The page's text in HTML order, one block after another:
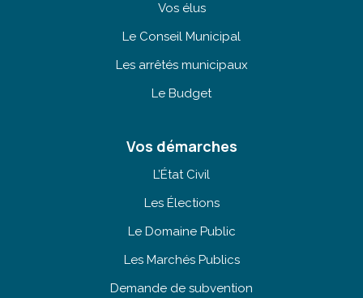
Vos élus
Le Conseil Municipal
Les arrêtés municipaux
Le Budget
Vos démarches
L’État Civil
Les Élections
Le Domaine Public
Les Marchés Publics
Demande de subvention